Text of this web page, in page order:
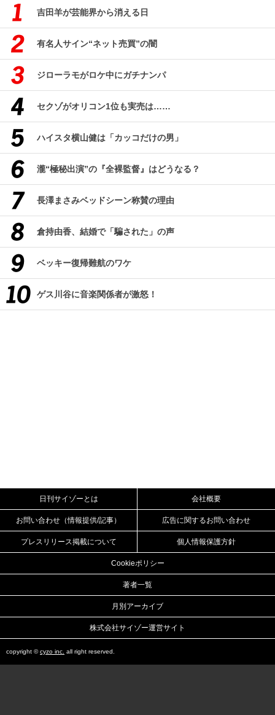
吉田羊が芸能界から消える日
有名人サイン“ネット売買”の闇
ジローラモがロケ中にガチナンパ
セクゾがオリコン1位も実売は……
ハイスタ横山健は「カッコだけの男」
瀧“極秘出演”の『全裸監督』はどうなる？
長澤まさみベッドシーン称賛の理由
倉持由香、結婚で「騙された」の声
ベッキー復帰難航のワケ
ゲス川谷に音楽関係者が激怒！
日刊サイゾーとは 会社概要
お問い合わせ（情報提供/記事） 広告に関するお問い合わせ
プレスリリース掲載について 個人情報保護方針
Cookieポリシー
著者一覧
月別アーカイブ
株式会社サイゾー運営サイト
copyright ©cyzo inc. all right reserved.